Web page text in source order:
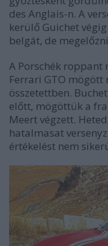
des Anglais-n. A
kerülő Guichet
belgát, de
A Porschék
Ferrari GTO mögött
összetettben.
előtt, mögöttük a
Meert végzett.
hatalmasat
értékelést nem